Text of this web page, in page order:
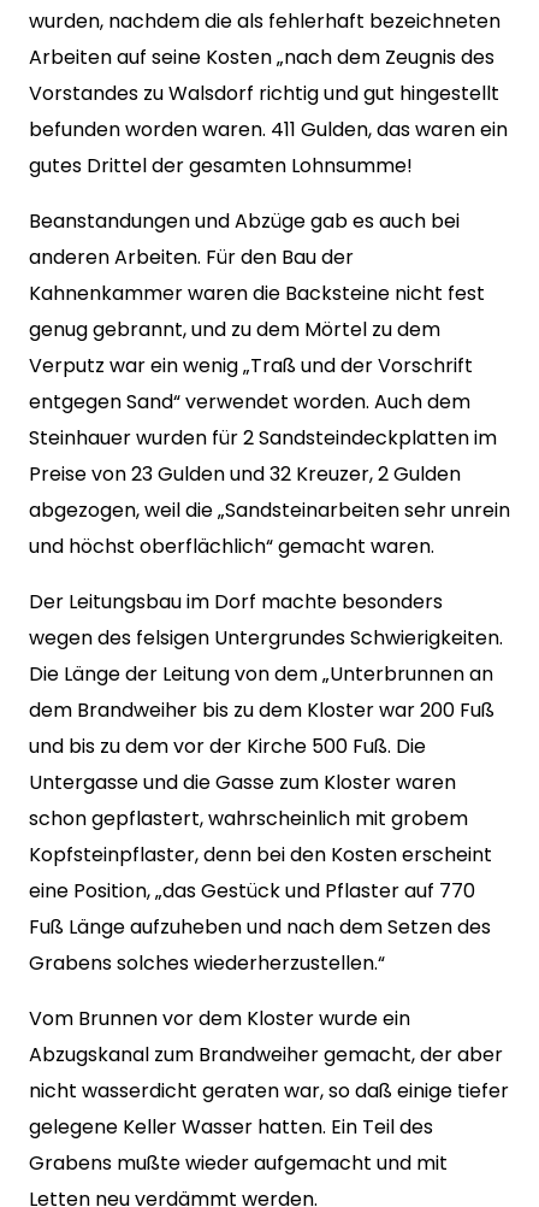
wurden, nachdem die als fehlerhaft bezeichneten
Arbeiten auf seine Kosten „nach dem Zeugnis des
Vorstandes zu Walsdorf richtig und gut hingestellt
befunden worden waren. 411 Gulden, das waren ein
gutes Drittel der gesamten Lohnsumme!
Beanstandungen und Abzüge gab es auch bei
anderen Arbeiten. Für den Bau der
Kahnenkammer waren die Backsteine nicht fest
genug gebrannt, und zu dem Mörtel zu dem
Verputz war ein wenig „Traß und der Vorschrift
entgegen Sand“ verwendet worden. Auch dem
Steinhauer wurden für 2 Sandsteindeckplatten im
Preise von 23 Gulden und 32 Kreuzer, 2 Gulden
abgezogen, weil die „Sandsteinarbeiten sehr unrein
und höchst oberflächlich“ gemacht waren.
Der Leitungsbau im Dorf machte besonders
wegen des felsigen Untergrundes Schwierigkeiten.
Die Länge der Leitung von dem „Unterbrunnen an
dem Brandweiher bis zu dem Kloster war 200 Fuß
und bis zu dem vor der Kirche 500 Fuß. Die
Untergasse und die Gasse zum Kloster waren
schon gepflastert, wahrscheinlich mit grobem
Kopfsteinpflaster, denn bei den Kosten erscheint
eine Position, „das Gestück und Pflaster auf 770
Fuß Länge aufzuheben und nach dem Setzen des
Grabens solches wiederherzustellen.“
Vom Brunnen vor dem Kloster wurde ein
Abzugskanal zum Brandweiher gemacht, der aber
nicht wasserdicht geraten war, so daß einige tiefer
gelegene Keller Wasser hatten. Ein Teil des
Grabens mußte wieder aufgemacht und mit
Letten neu verdämmt werden.